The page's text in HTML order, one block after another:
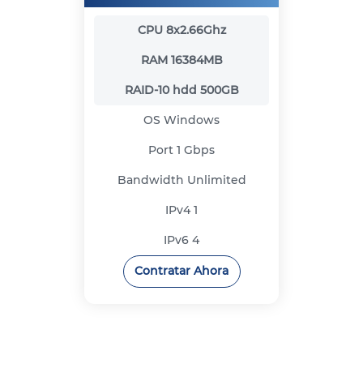
CPU 8x2.66Ghz
RAM 16384MB
RAID-10 hdd 500GB
OS Windows
Port 1 Gbps
Bandwidth Unlimited
IPv41
IPv6 4
Contratar Ahora